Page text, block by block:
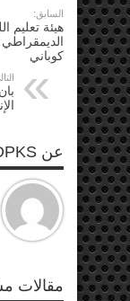
السابق:
هيئة تعليم
كوباني
عن PDPKS
مقالات